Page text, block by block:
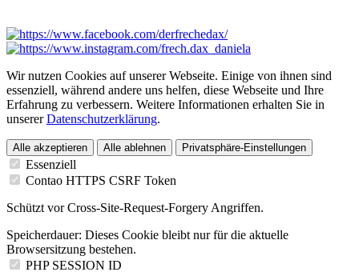
Wir nutzen Cookies auf unserer Webseite. Einige von ihnen sind
essenziell, während andere uns helfen, diese Webseite und Ihre
Erfahrung zu verbessern. Weitere Informationen erhalten Sie in
unsererDatenschutzerklärung.
Alle akzeptieren Alle ablehnen Privatsphäre-Einstellungen
Essenziell
Contao HTTPS CSRF Token
Schützt vor Cross-Site-Request-Forgery Angriffen.
Speicherdauer: Dieses Cookie bleibt nur für die aktuelle
Browsersitzung bestehen.
PHP SESSION ID